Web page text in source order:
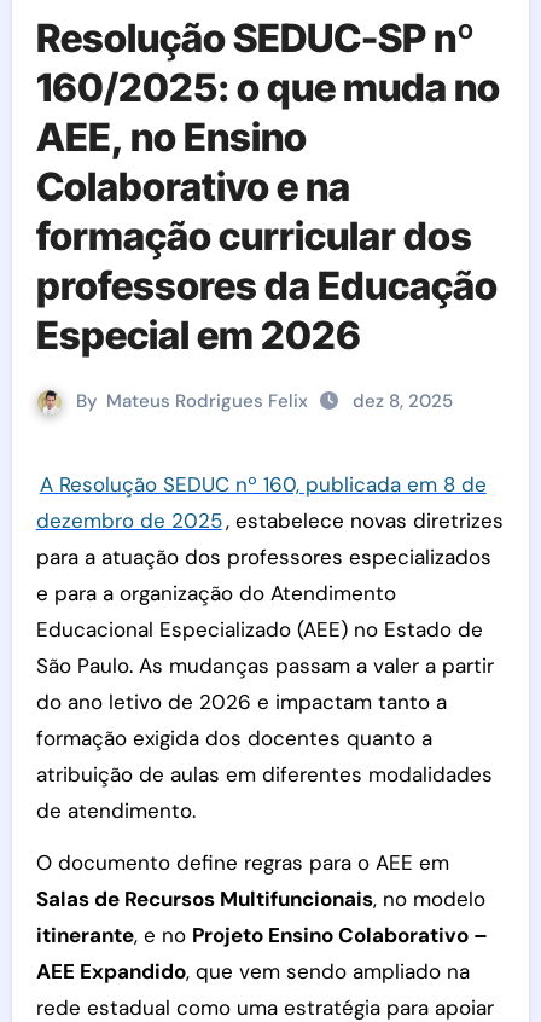
Resolução SEDUC-SP nº
160/2025: o que muda no
AEE, no Ensino
Colaborativo e na
formação curricular dos
professores da Educação
Especial em 2026
By Mateus Rodrigues Felix dez 8, 2025
A Resolução SEDUC nº 160, publicada em 8 de
dezembro de 2025, estabelece novas diretrizes
para a atuação dos professores especializados
e para a organização do Atendimento
Educacional Especializado (AEE) no Estado de
São Paulo. As mudanças passam a valer a partir
do ano letivo de 2026 e impactam tanto a
formação exigida dos docentes quanto a
atribuição de aulas em diferentes modalidades
de atendimento.
O documento define regras para o AEE em
Salas de Recursos Multifuncionais, no modelo
itinerante, e no Projeto Ensino Colaborativo –
AEE Expandido, que vem sendo ampliado na
rede estadual como uma estratégia para apoiar